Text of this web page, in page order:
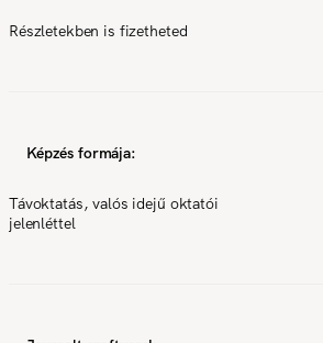
Részletekben is fizetheted
Képzés formája:
Távoktatás, valós idejű oktatói
jelenléttel